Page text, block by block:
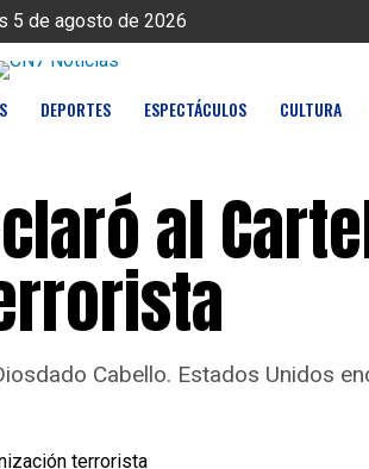
5 de agosto de 2026
DEPORTES ESPECTÁCULOS CULTURA
al
Cabello. Estados Unidos